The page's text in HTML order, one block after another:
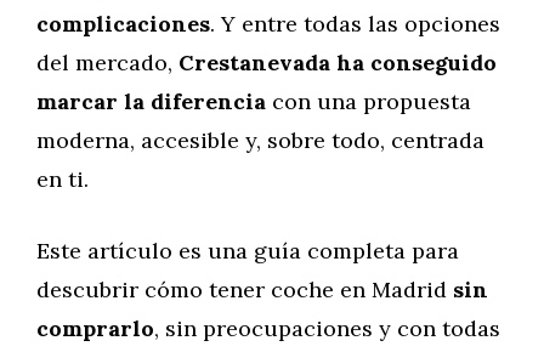
complicaciones. Y entre todas las opciones
del mercado, Crestanevada ha conseguido
marcar la diferencia con una propuesta
moderna, accesible y, sobre todo, centrada
en ti.
Este artículo es una guía completa para
descubrir cómo tener coche en Madrid sin
comprarlo, sin preocupaciones y con todas